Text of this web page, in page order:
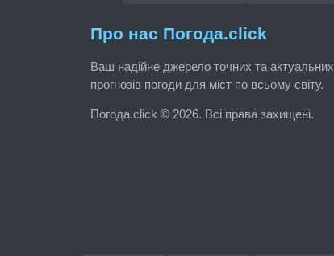
Про нас Погода.click
Ваш надійне джерело точних та актуальних
прогнозів погоди для міст по всьому світу.
Погода.click © 2026. Всі права захищені.